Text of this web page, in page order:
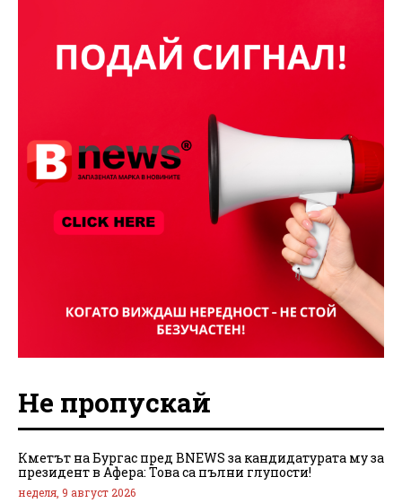
Не пропускай
Кметът на Бургас пред BNEWS за кандидатурата му за
президент в Афера: Това са пълни глупости!
неделя, 9 август 2026